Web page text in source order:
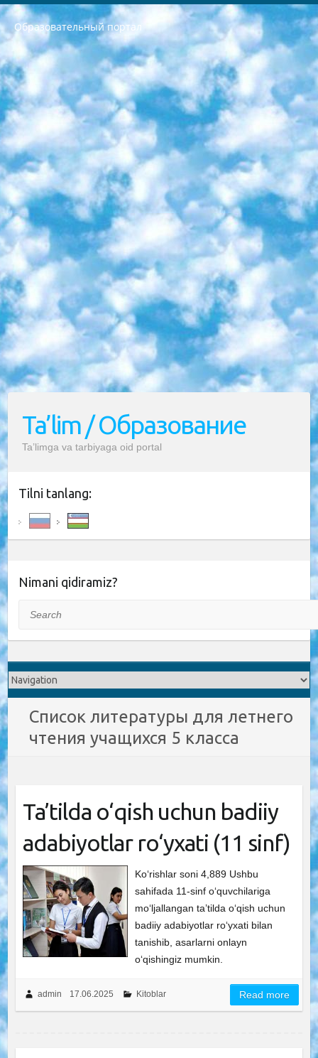
Образовательный портал
РЕСПУБЛИКА УЗБЕКИСТАН МИНИСТРЕРСТВО ДОШКОЛЬНОГО И ШКОЛЬНОГО ОБРАЗОВАНИЯ КОМАНДА в общеобразовательных учреждениях в 2023-2024 учебном году организация и проведение итоговой государственной аттестации обучающихся о Министра дошкольного и школьного образования Республики Узбекистан от 4 марта 2008 года (постановлением Минюста от 20 марта 2008 года № 1778 государственной регистрации) «Итоговое состояние учащихся общего среднего образования на основании положения об утверждении положения об аттестации общего среднего образования выпускной экзамен студентов в образовательных учреждениях в 2023-2024 учебном году В целях организации и прохождения аттестации приказываю: 1. Следующее: перечень предметов, по которым будет проводиться итоговая государственная аттестация и экзамен формы перевода согласно приложению 1; сертификаты международного образца, оценивающие уровень владения иностранными языками перечень согласно приложению 2; 2. Педагогический при специализированных образовательных учреждениях. научно-практический центр квалификации и международной оценки (Д.Давидова) 2024 г. До 25 марта: задания по предметам, по которым будет проводиться итоговая аттестация разработка и утверждение технических условий; итоговая аттестация на основании разработанного предметного задания разработка вопросов по предметам (устно и письменно), экзамен передача; общеобразовательные средние школы и специальные учебные заведения учащиеся выпускных классов школ и интернатов в агентской системе подготовка базы данных экзаменационных материалов и критериев оценки; перевод базы экзаменационных материалов на все языки обучения подать в Республиканский образовательный центр для изготовления; варианты экзаменов на основе разработанных контрольных материалов пусть будут поставлены задачи формирования. 3. Республиканский образовательный центр (Ш.Худайкулов) до 5 апреля 2024 года. до: база данных предоставленных экзаменационных материалов на все языки обучения перевод и экспертиза; для слепых, слабовидящих, глухих, слабослышащих и умственно отсталых детей учащиеся выпускных классов специализированных школ и школ-интернатов база данных экзаменационных материалов на всех преподаваемых языках подготовка критериев оценки; специализированные школы для умственно отсталых детей и технологии для учащихся выпускных классов школ-интернатов разработка соответствующих рекомендаций и критериев проведения ЕГЭ по естествознанию давать задания. 4. Педагогический при специализированных образовательных учреждениях. Научно-практический центр навыков и международной оценки (Д.Давидова), Республика образовательный центр (Худайкулов Ш.) итоговый государственный аттестационный экзамен ориентирован на творческое и логическое мышление при подготовке базы материалов учитывать введение заданий. 5. Следует отметить, что: сертификат государственного образца о знании общеобразовательного предмета и как минимум национальный уровень B1 по предметам на иностранных языках, указанным в Приложении 2. или международно признанный сертификат эквивалентного уровня студенты, изучающие определенный предмет, освобождаются от экзамена; по соответствующим предметам запланирована итоговая государственная аттестация за день до дня, путем жеребьевки Рабочей группой (в письменной форме по предметам, проводимым в форме) из числа сформированных вариантов выбрано 2 варианта; 2 выбранных варианта экзамена анонсированы на официальном сайте министерства и все выпускники по всей стране на основе этих вариантов проводит итоговую государственную аттестацию. 6. Государственное образование учащихся средних общеобразовательных учреждений. знания в соответствии с квалификационными требованиями, которые необходимо приобрести на основании стандартов итоговый (выпускной) контроль для 9 и 11 классов в целях тестирования Экзамены (далее – экзамены) состоят из предметов, перечисленных в приложении 1. будет сделано. 7. Экзамены пройдут с 26 мая по 15 июня 2024 г. (кроме науки физического воспитания). 8. Физическая для учащихся 9 классов общесредних образовательных учреждений. Экзамены по предмету «Образование, квалификация медицина» 1-6 мая 2024 года. сотрудники перевести под присмотр (с отклонениями в физическом или умственном развитии) специализированная школа для детей, школы-интернаты и со сколиозом школы-интернаты санаторного типа для больных детей исключены). 9. Он был слепым, слабовидящим и имел нарушения опорно-двигательного аппарата. экзамены в специализированных школах и интернатах для детей должны проводиться исходя из требований, предъявляемых к общеобразовательным учреждениям (физкультура кроме науки). 10. Специализированная школа для глухих и слабослышащих детей. и экзамены в интернатах и быть реализован в виде письменного теста по математике. 11. Специальность для умственно отсталых детей. Для 9 класса Родной язык и литературное письмо Государственный язык (язык обучения – узбекский). для неклассов) написано Математическое письмо Письменная/устная история Узбекистана Физическое воспитание практично Итоговый контроль Для 11 класса Написание родного языка и литературы (эссе) Математическое письмо Узбекский язык (обучение на узбекском языке) не посещающее общее среднее образование для учреждений)/Образовательное учреждение выбор письменный и устный Иностранный язык письменный/устный Письменная/устная история Узбекистана *По выбору студента:  Химия  Физика  Основы государственного права  География 10 бесплатных образовательных ресурсов - Мы составили подборку онлайн-проектов с интерактивными упражнениями, видеолекциями и статьями. Они помогут вам обрести новые и освежить старые знания бесплатно. 1. «ИНТУИТ» Старейшая образовательная площадка Рунета. Здесь вы найдёте сотни текстовых и видеокурсов на десятки различных тем — от программирования до психологии. Многие курсы подготовлены российскими университетами и крупными международными компаниями вроде Intel и Microsoft. Самостоятельное обучение бесплатное, но желающие могут оплатить услуги персональных наставников. 2. «Смартия» знакомит с актуальными профессиями и подсказывает, как им обучаться. Выбрав заинтересовавшую вас специальность — SMM-специалист, фотограф, веб-дизайнер или другую, — увидите список необходимых для неё умений. Чтобы вы могли освоить их самостоятельно, для каждого умения площадка отображает подборку ссылок на учебные материалы. Хотя «Смартия» ориентируется на русскоязычную аудиторию, часть контента всё же доступна только на английском. 3. «Лекторий Физтеха» Проект Московского физико-технического института (Физтеха). С его помощью вы можете смотреть онлайн серии лекций, записанные на видео в этом вузе. В числе доступных предметов — физика, биология, химия, информационные технологии и другие. К некоторым лекциям администрация ресурса прилагает готовые конспекты, которые можно скачивать в PDF-формате. 4. ITMOcourses Онлайн-площадка Санкт-Петербургского национального исследовательского университета информационных технологий, механики и оптики (ИТМО). Ресурс предоставляет свободный доступ к курсам, разработанным в этом вузе. Каталог материалов разбит на четыре категории: «Оптические системы и технологии», «Приборостроение и робототехника», «Информационные технологии» и «Биотехнологии». Курсы состоят из видеолекций, интерактивных демонстраций и заданий. 5. «КиберЛенинка» Электронная научная библиотека открытого доступа. Каталог площадки регулярно обрастает текстами статей из различных научных изданий. Сгруппированные по журналам и рубрикам публикации можно читать онлайн или скачивать целиком в PDF-формате. Проект нацелен на популяризацию науки за счёт открытого доступа к качественной информации. 6. «ПостНаука» На этом ресурсе публикуют подборки видеолекций, составленные экспертами из разных отраслей и объединённые общими темами. Среди них, к примеру, есть серии «Биоинформатика и геномика», «Культура средневековой Скандинавии» и Cinema Studies о теории кино. Каждая подборка лекций — логически связанная история, рассказанная экспертом от первого лица. Кроме того, на сайте появляются научно-образовательные статьи и тесты на разные темы. 7. «Newочём» Команда проекта «Newочём» отбирает самые интересные тексты из англоязычных СМИ и переводит те из них, за которые голосуют участники сообщества «ВКонтакте». По большей части это научно-популярные статьи. Редакторы придумывают лишь заголовки, в остальном содержание переводов соответствует оригиналам. Полные тексты можно читать прямо в социальной сети. 8. InternetUrok Онлайн-база материалов по основным дисциплинам школьной программы. Информация на сайте структурирована по классам, предметам и темам (урокам). Каждый урок состоит из видеолекций и конспектов. Есть также интерактивные тренажёры и тесты для закрепления пройденного материала. Даже если вы давно окончили школу, возможность повторить программу старших классов всегда может пригодиться. 9. Edutainme Ещё один ресурс об образовании. В отличие от Newtonew, как мне кажется, Edutainme больше ориентируется на представителей индустрии: педагогов, предпринимателей, разработчиков образовательных проектов. Но и любой, кто просто стремится к саморазвитию, найдёт на сайте много полезного и интересного для себя. Например, информацию о новых курсах и образовательных сервисах. 10. Newtonew Онлайн-медиа об образовании и обучении в широком смысле. Авторы Newtonew пишут об инструментах, заведениях, тактиках и стратегиях, которые помогают учить других и получать новые знания самостоятельно. На этой площадке вы найдёте новости, обзоры, аналитические мат
Ta’lim / Образование
Ta’limga va tarbiyaga oid portal
Tilni tanlang:
Nimani qidiramiz?
Список литературы для летнего
чтения учащихся 5 класса
Ta’tilda o‘qish uchun badiiy
adabiyotlar ro‘yxati (11 sinf)
Ko‘rishlar soni 4,889 Ushbu
sahifada 11-sinf o‘quvchilariga
mo‘ljallangan ta’tilda o‘qish uchun
badiiy adabiyotlar ro‘yxati bilan
tanishib, asarlarni onlayn
o‘qishingiz mumkin.
admin 17.06.2025 Kitoblar Read more